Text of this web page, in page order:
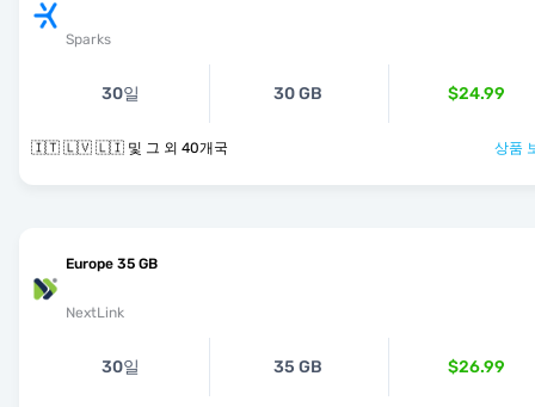
Sparks
30일 30 GB $24.99
🇮🇹 🇱🇻 🇱🇮 및 그 외 40개국 상품
Europe 35 GB
NextLink
30일 35 GB $26.99